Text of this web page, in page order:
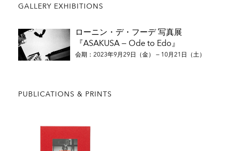
GALLERY EXHIBITIONS
ローニン・デ・フーデ 写真展
『ASAKUSA — Ode to Edo』
会期：2023年9月29日（金） — 10月21日（土）
PUBLICATIONS & PRINTS